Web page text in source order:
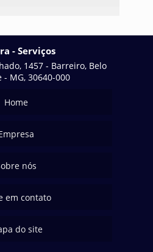
- Serviços
1457 - Barreiro, Belo
- MG, 30640-000
Home
nós
em contato
do site